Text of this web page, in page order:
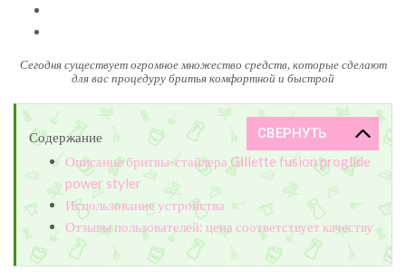
Сегодня существует огромное множество средств, которые сделают
для вас процедуру бритья комфортной и быстрой
Содержание
Описание бритвы-стайлера Gillette fusion proglide
power styler
Использование устройства
Отзывы пользователей: цена соответствует качеству